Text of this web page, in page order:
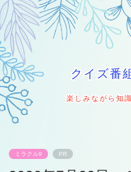
クイズ番
楽しみながら知
ミラクル9 PR